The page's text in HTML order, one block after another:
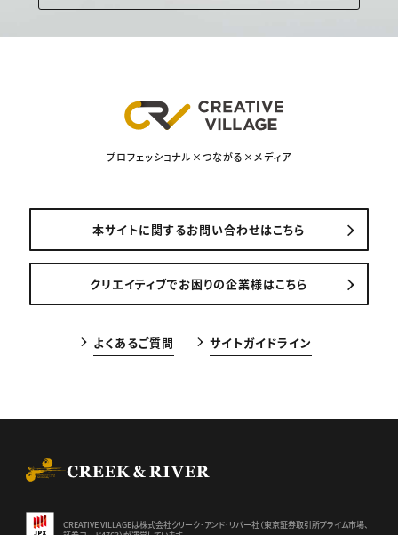
プロフェッショナル×つながる×メディア
本サイトに関するお問い合わせはこちら
クリエイティブでお困りの企業様はこちら
よくあるご質問 サイトガイドライン
CREATIVE VILLAGEは株式会社クリーク･アンド･リバー社（東京証券取引所プライム市場、